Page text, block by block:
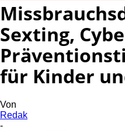
Sexting,
für Kinder
Von
Redak
-